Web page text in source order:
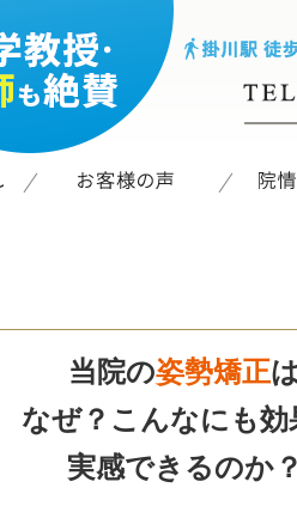
当院の姿勢矯正
なぜ？こんなにも効
実感できるのか